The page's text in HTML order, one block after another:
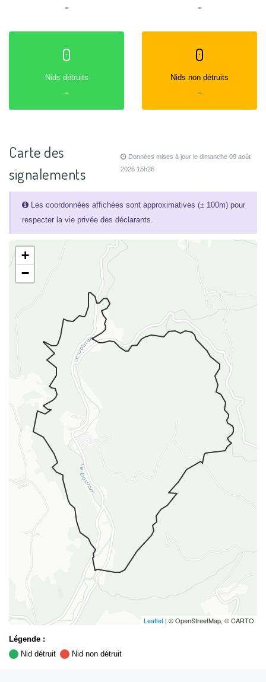
= =
0
Nids détruits
=
0
Nids non détruits
=
Carte des
signalements
Données mises à jour le dimanche 09 août
2026 15h26
Les coordonnées affichées sont approximatives (± 100m) pour
respecter la vie privée des déclarants.
+
−
Leaflet | © OpenStreetMap, © CARTO
Légende :
Nid détruit
Nid non détruit